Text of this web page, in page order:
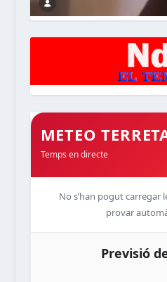
METEO
Temps en directe
No s’han pogut carregar
provar
Previsió